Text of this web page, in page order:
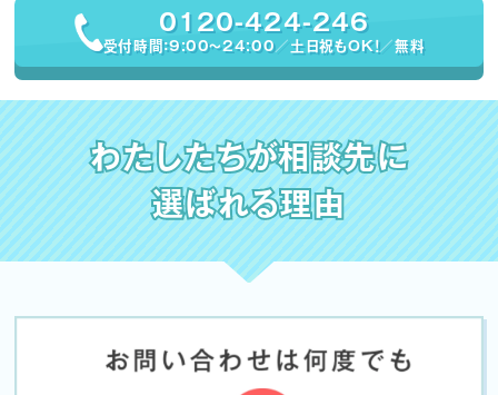
0120-424-246
受付時間：9:00〜24:00／土日祝もOK！／無料
わたしたちが相談先に
選ばれる理由